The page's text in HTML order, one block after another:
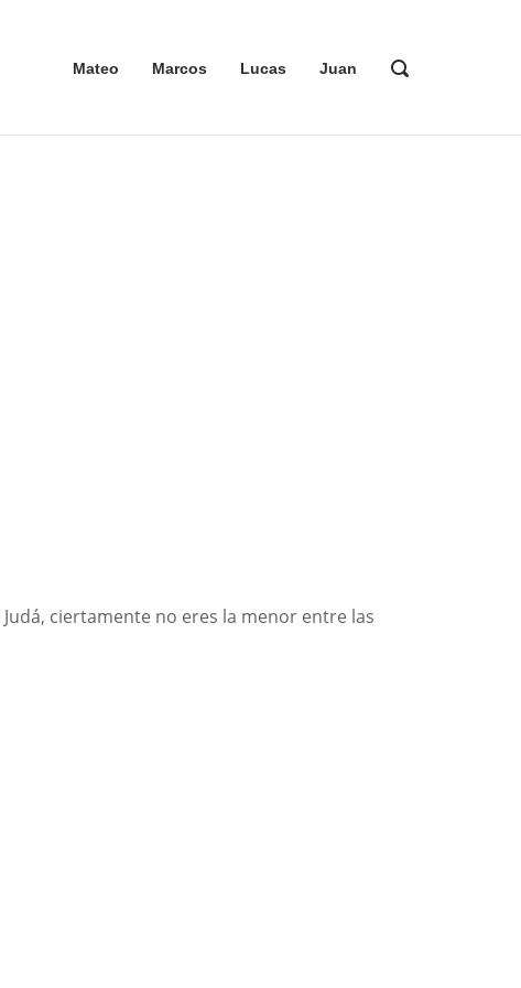
Mateo Marcos Lucas Juan
ABRIR
DE
ciertamente no eres la menor entre las